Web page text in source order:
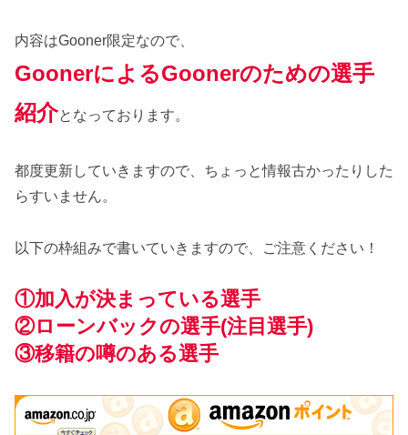
内容はGooner限定なので、
GoonerによるGoonerのための選手
紹介となっております。
都度更新していきますので、ちょっと情報古かったりした
らすいません。
以下の枠組みで書いていきますので、ご注意ください！
①加入が決まっている選手
②ローンバックの選手(注目選手)
③移籍の噂のある選手